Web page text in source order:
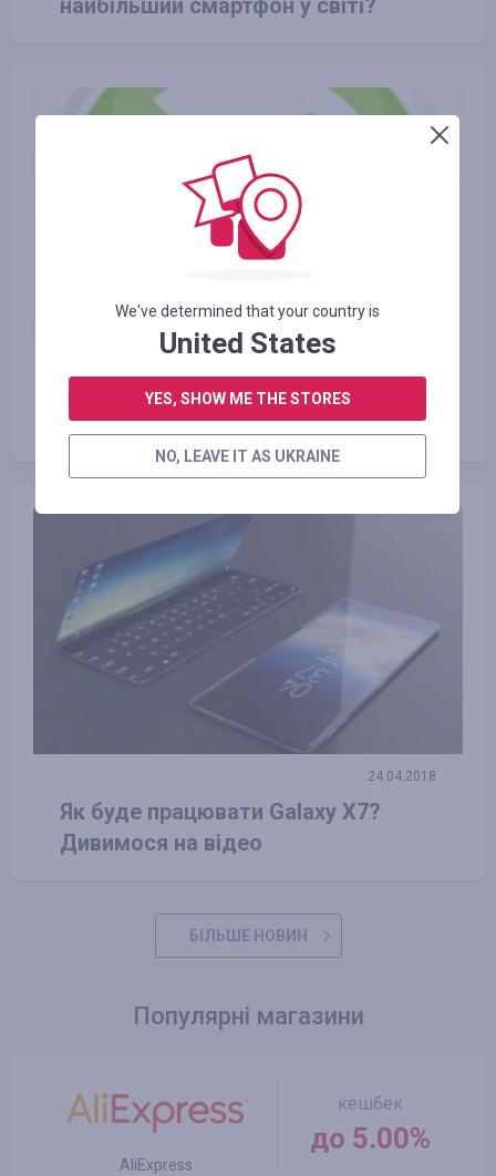
найбільший смартфон у світі?
Види екологічно чистого
транспорту і користь від нього
24.04.2018
Як буде працювати Galaxy X7?
Дивимося на відео
БІЛЬШЕ НОВИН
Популярні магазини
AliExpress
кешбек
до 5.00%
We've determined that your country is
United States
YES, SHOW ME THE STORES
NO, LEAVE IT AS UKRAINE